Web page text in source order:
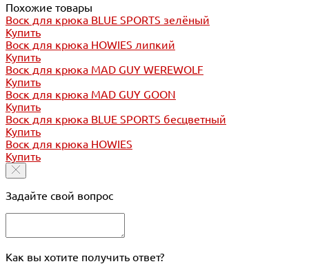
Похожие товары
Воск для крюка BLUE SPORTS зелёный
Купить
Воск для крюка HOWIES липкий
Купить
Воск для крюка MAD GUY WEREWOLF
Купить
Воск для крюка MAD GUY GOON
Купить
Воск для крюка BLUE SPORTS бесцветный
Купить
Воск для крюка HOWIES
Купить
Задайте свой вопрос
Как вы хотите получить ответ?